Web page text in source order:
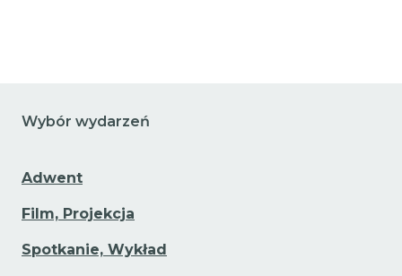
Wybór wydarzeń
Adwent
Film, Projekcja
Spotkanie, Wykład